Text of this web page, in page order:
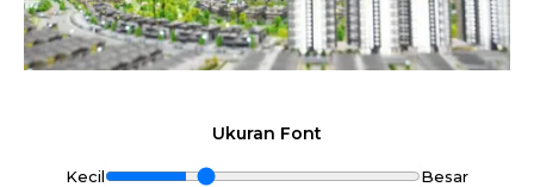
Ukuran Font
Kecil Besar